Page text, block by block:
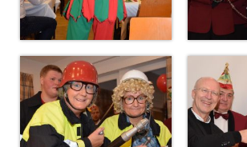
Budenverleih